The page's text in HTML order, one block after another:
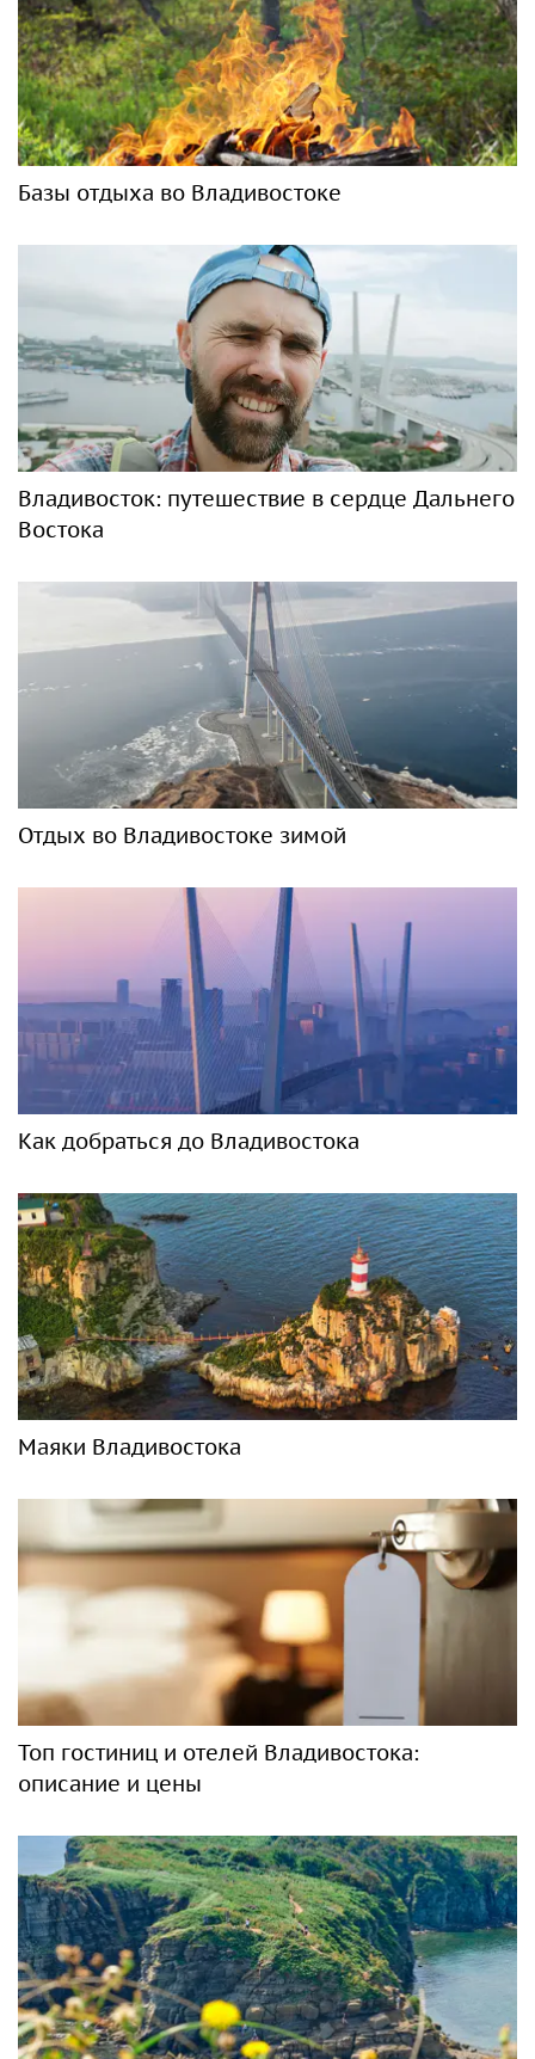
Базы отдыха во Владивостоке
Владивосток: путешествие в сердце Дальнего
Востока
Отдых во Владивостоке зимой
Как добраться до Владивостока
Маяки Владивостока
Топ гостиниц и отелей Владивостока:
описание и цены